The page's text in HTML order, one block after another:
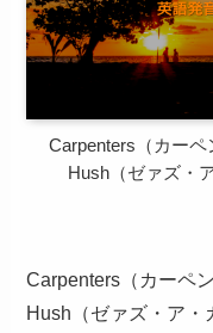
Carpenters（カーペ
Hush（ゼァズ・
Carpenters（カーペ
Hush（ゼァズ・ア・